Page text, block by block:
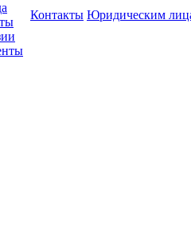
Контакты Юридическим